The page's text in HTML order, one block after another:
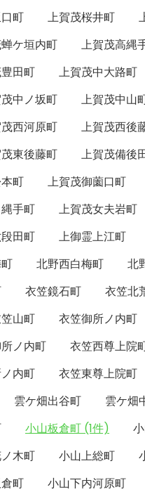
町 上賀茂桜井町
ケ垣内町 上賀茂高縄
田町 上賀茂中大路町
中ノ坂町 上賀茂中山
西河原町 上賀茂西後
東後藤町 上賀茂備後
町 上賀茂御薗口町
手町 上賀茂女夫岩町
田町 上御霊上江町
北野西白梅町 北
衣笠鏡石町 衣笠北
山町 衣笠御所ノ内町
ノ内町 衣笠西尊上院
内町 衣笠東尊上院町
雲ケ畑出谷町 雲ケ畑
小山板倉町 (1件)
木町 小山上総町
町 小山下内河原町